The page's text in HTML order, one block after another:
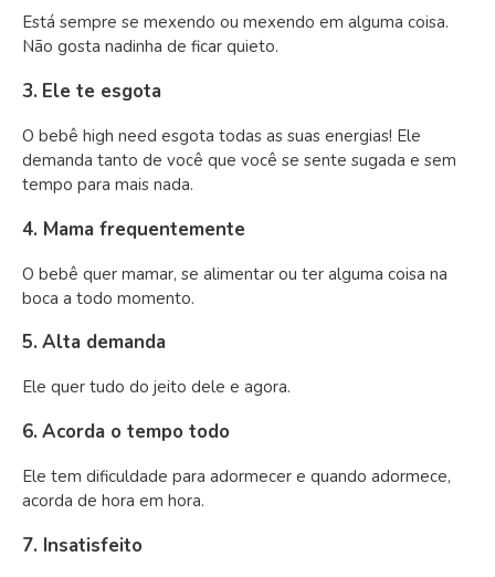
Está sempre se mexendo ou mexendo em alguma coisa.
Não gosta nadinha de ficar quieto.
3. Ele te esgota
O bebê high need esgota todas as suas energias! Ele
demanda tanto de você que você se sente sugada e sem
tempo para mais nada.
4. Mama frequentemente
O bebê quer mamar, se alimentar ou ter alguma coisa na
boca a todo momento.
5. Alta demanda
Ele quer tudo do jeito dele e agora.
6. Acorda o tempo todo
Ele tem dificuldade para adormecer e quando adormece,
acorda de hora em hora.
7. Insatisfeito